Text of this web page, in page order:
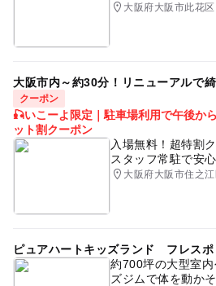
大阪府大阪市此花区
大阪市内～約30分！リニューアルで
クーポン
🎣いこーよ限定｜駐車場利用で午後か
ット割クーポン
入場無料！超特割
スタッフ常駐で安心
大阪府大阪市住之江
ピュアハートキッズランド フレスポ
約700坪の大型室
ズジムで体を動か